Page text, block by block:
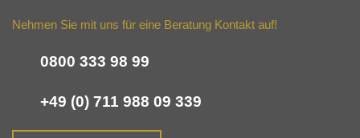
Nehmen Sie mit uns für eine Beratung Kontakt auf!
0800 333 98 99
+49 (0) 711 988 09 339